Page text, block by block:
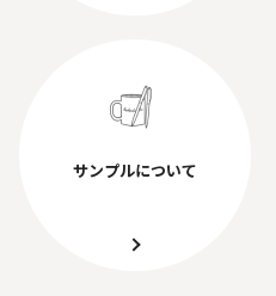
サンプルについて